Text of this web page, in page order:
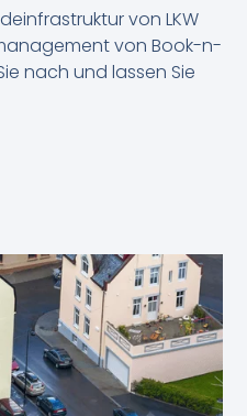
von LKW
von Book-n-
nach und lassen Sie